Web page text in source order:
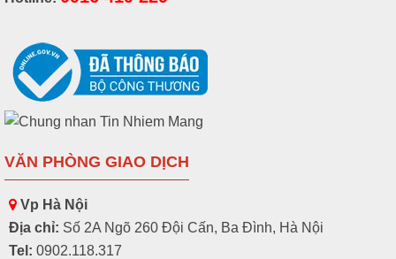
VĂN PHÒNG GIAO DỊCH
Vp Hà Nội
Địa chỉ: Số 2A Ngõ 260 Đội Cấn, Ba Đình, Hà Nội
Tel: 0902.118.317